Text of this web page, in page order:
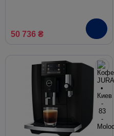
50 736 ₴